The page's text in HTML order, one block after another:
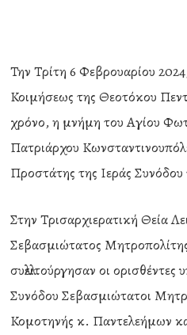
Την Τρίτη 6 Φεβρουαρίου
Κοιμήσεως της Θεοτόκου
χρόνο, η μνήμη του Αγίου
Πατριάρχου
Προστάτης της Ιεράς Συνόδου
Στην Τρισαρχιερατική Θεία
Σεβασμιώτατος
συλλειτούργησαν οι
Συνόδου Σεβασμιώτατοι
Κομοτηνής κ. Παντελεήμων